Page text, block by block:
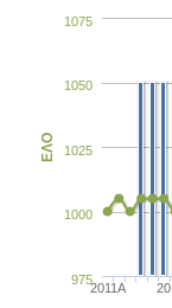
2011A
1000
975
1025
1050
1075
ΕΛΟ